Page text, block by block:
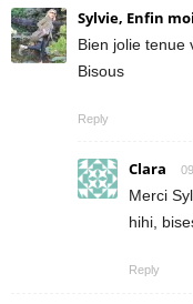
Sylvie, Enfin moi
Bien jolie tenue
Bisous
Reply
Clara
Merci
hihi,
Reply